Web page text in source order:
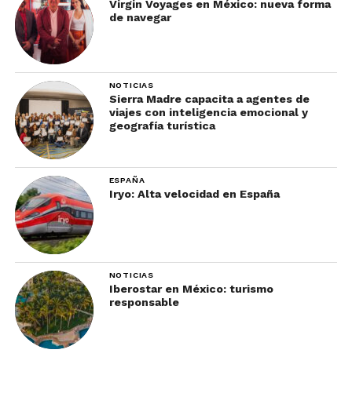
Virgin Voyages en México: nueva forma
de navegar
NOTICIAS
Sierra Madre capacita a agentes de
viajes con inteligencia emocional y
geografía turística
ESPAÑA
Iryo: Alta velocidad en España
NOTICIAS
Iberostar en México: turismo
responsable